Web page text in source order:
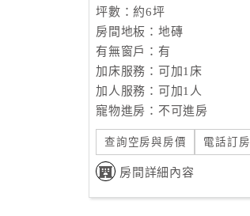
坪數：約6坪
房間地板：地磚
有無窗戶：有
加床服務：可加1床
加人服務：可加1人
寵物進房：不可進房
查詢空房與房價 電話訂房
房間詳細內容